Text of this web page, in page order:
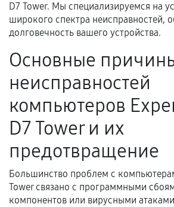
Документы для
гарантии
Акт выполненных работ с датой,
услуг и сроком гарантии.
Документы на установленные
и кассовый чек.
Расширенная гарантия
В некоторых случаях возможно
расширенной гарантии.
D7 Tower. Мы специализируемся на
широкого спектра неисправностей,
долговечность вашего устройства.
Основные
неисправностей
компьютеров
D7 Tower и их
предотвращение
Большинство проблем с
Tower связано с программными
компонентов или вирусными